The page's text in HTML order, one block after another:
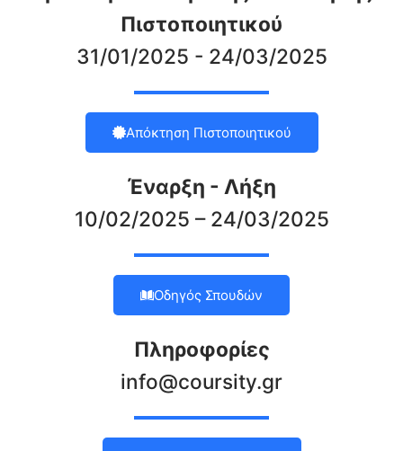
Πιστοποιητικού
31/01/2025 - 24/03/2025
Απόκτηση Πιστοποιητικού
Έναρξη - Λήξη
10/02/2025 – 24/03/2025
Οδηγός Σπουδών
Πληροφορίες
info@coursity.gr